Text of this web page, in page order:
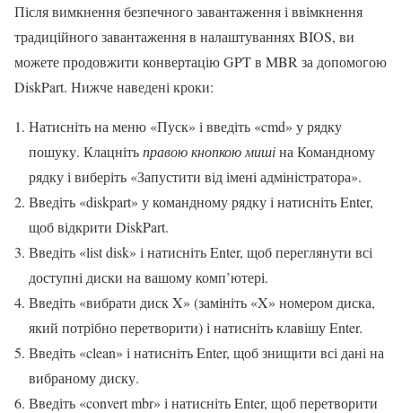
Після вимкнення безпечного завантаження і ввімкнення
традиційного завантаження в налаштуваннях BIOS, ви
можете продовжити конвертацію GPT в MBR за допомогою
DiskPart. Нижче наведені кроки:
Натисніть на меню «Пуск» і введіть «cmd» у рядку
пошуку. Клацнітьправою кнопкою мишіна Командному
рядку і виберіть «Запустити від імені адміністратора».
Введіть «diskpart» у командному рядку і натисніть Enter,
щоб відкрити DiskPart.
Введіть «list disk» і натисніть Enter, щоб переглянути всі
доступні диски на вашому комп’ютері.
Введіть «вибрати диск X» (замініть «X» номером диска,
який потрібно перетворити) і натисніть клавішу Enter.
Введіть «clean» і натисніть Enter, щоб знищити всі дані на
вибраному диску.
Введіть «convert mbr» і натисніть Enter, щоб перетворити